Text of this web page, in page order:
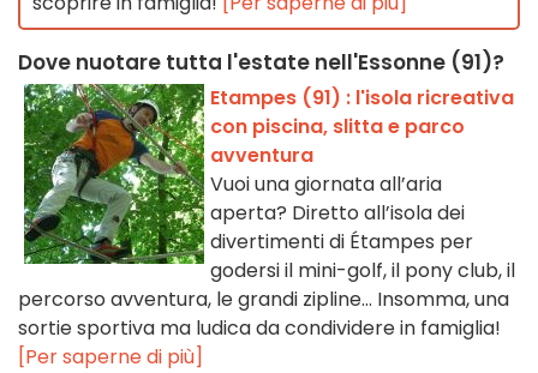
Dove nuotare tutta l'estate nell'Essonne (91)?
Etampes (91) : l'isola ricreativa
con piscina, slitta e parco
avventura
Vuoi una giornata all’aria
aperta? Diretto all’isola dei
divertimenti di Étampes per
godersi il mini-golf, il pony club, il
percorso avventura, le grandi zipline... Insomma, una
sortie sportiva ma ludica da condividere in famiglia!
[Per saperne di più]